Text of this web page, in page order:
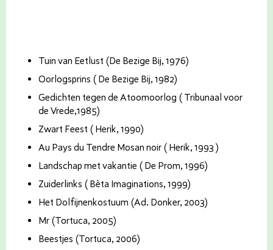
Tuin van Eetlust (De Bezige Bij, 1976)
Oorlogsprins ( De Bezige Bij, 1982)
Gedichten tegen de Atoomoorlog ( Tribunaal voor
de Vrede,1985)
Zwart Feest ( Herik, 1990)
Au Pays du Tendre Mosan noir ( Herik, 1993 )
Landschap met vakantie ( De Prom, 1996)
Zuiderlinks ( Bèta Imaginations, 1999)
Het Dolfijnenkostuum (Ad. Donker, 2003)
Mr (Tortuca, 2005)
Beestjes (Tortuca, 2006)